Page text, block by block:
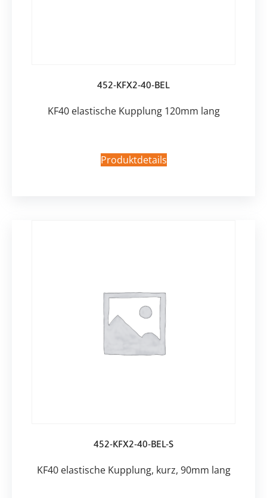
452-KFX2-40-BEL
KF40 elastische Kupplung 120mm lang
Produktdetails
452-KFX2-40-BEL-S
KF40 elastische Kupplung, kurz, 90mm lang